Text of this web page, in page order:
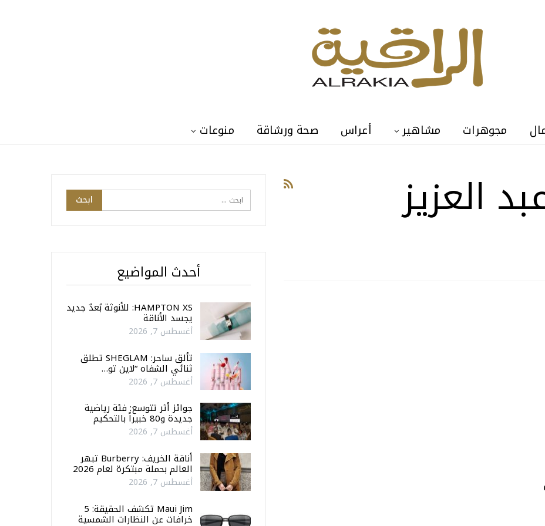
مجوهرات مشاهير أعراس صحة ورشاقة منوعات
العزيز
أحدث المواضيع
HAMPTON XS: للأنوثة بُعدٌ جديد
يجسد الأناقة
أغسطس 7, 2026
تألق ساحر: SHEGLAM تطلق
ثنائي الشفاه “لاين تو…
أغسطس 7, 2026
جوائز أثر تتوسع: فئة رياضية
جديدة و80 خبيراً بالتحكيم
أغسطس 7, 2026
أناقة الخريف: Burberry تبهر
العالم بحملة مبتكرة لعام 2026
أغسطس 7, 2026
Maui Jim تكشف الحقيقة: 5
خرافات عن النظارات الشمسية